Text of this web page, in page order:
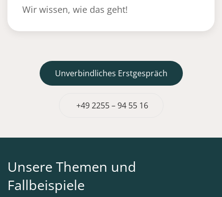
Wir wissen, wie das geht!
Unverbindliches Erstgespräch
+49 2255 – 94 55 16
Unsere Themen und
Fallbeispiele